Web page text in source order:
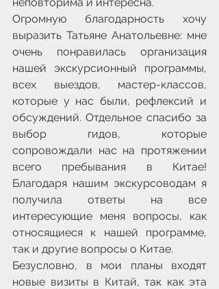
Огромную благодарность хочу
выразить Татьяне Анатольевне: мне
очень понравилась организация
нашей экскурсионный программы,
всех выездов, мастер-классов,
которые у нас были, рефлексий и
обсуждений. Отдельное спасибо за
выбор гидов, которые
сопровождали нас на протяжении
всего пребывания в Китае!
Благодаря нашим экскурсоводам я
получила ответы на все
интересующие меня вопросы, как
относящиеся к нашей программе,
так и другие вопросы о Китае.
Безусловно, в мои планы входят
новые визиты в Китай, так как эта